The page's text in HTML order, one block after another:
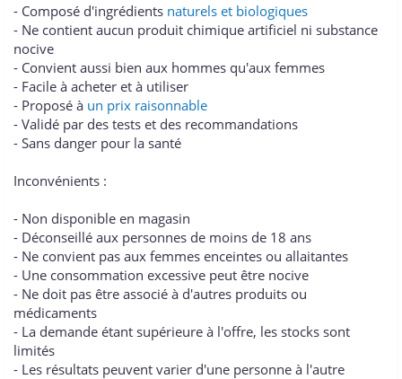
- Composé d'ingrédients naturels et biologiques
- Ne contient aucun produit chimique artificiel ni substance
nocive
- Convient aussi bien aux hommes qu'aux femmes
- Facile à acheter et à utiliser
- Proposé à un prix raisonnable
- Validé par des tests et des recommandations
- Sans danger pour la santé
Inconvénients :
- Non disponible en magasin
- Déconseillé aux personnes de moins de 18 ans
- Ne convient pas aux femmes enceintes ou allaitantes
- Une consommation excessive peut être nocive
- Ne doit pas être associé à d'autres produits ou
médicaments
- La demande étant supérieure à l'offre, les stocks sont
limités
- Les résultats peuvent varier d'une personne à l'autre